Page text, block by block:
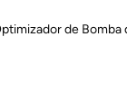
de Bomba